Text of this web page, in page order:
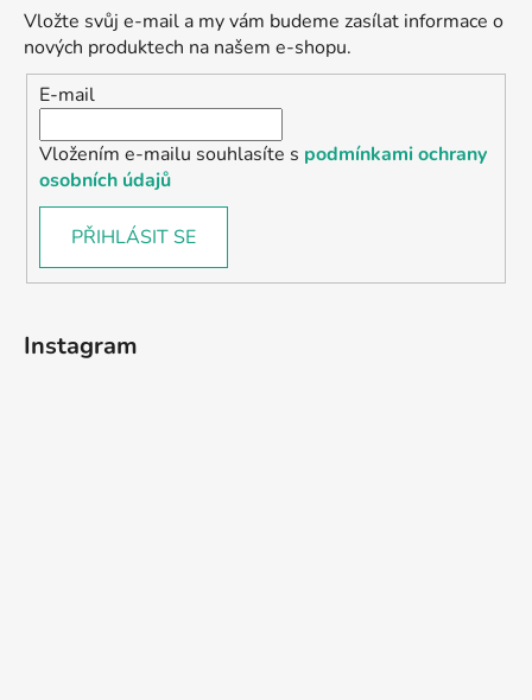
Vložte svůj e-mail a my vám budeme zasílat informace o
nových produktech na našem e-shopu.
E-mail
Vložením e-mailu souhlasíte s podmínkami ochrany
osobních údajů
PŘIHLÁSIT SE
Instagram